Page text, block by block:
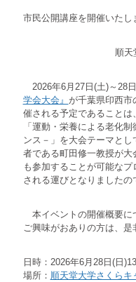
市民公開講座を開催いたし
順
2026年6月27日(土)～28日
学会大会』 が千葉県印西市
催される予定であることは、
「運動・栄養による老化
ンス－」を大会テーマとし
者である町田修一教授が大
も参加することが可能な
される運びとなりましたの
本イベントの開催概要に
ご興味がおありの方は、是
日時： 2026年6月28日(日
場所： 順天堂大学さくらキ